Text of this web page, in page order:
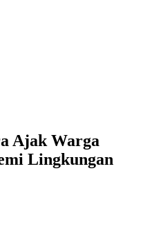
Ajak Warga
Lingkungan